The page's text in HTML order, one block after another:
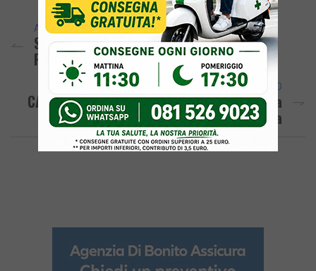
ARTICOLO PRECEDENTE
Scossa Di Magnitudo 2.3 Avvertita A
Pozzuoli E Nei Campi Flegrei
ARTICOLO SUCCESSIVO
CALCIO/ Vicario-Gol: Il Rione Terra Batte La
Pompeiana